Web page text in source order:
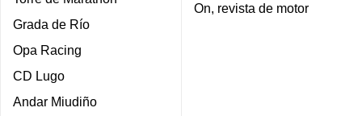
Grada de Río
Opa Racing
CD Lugo
Andar Miudiño
On, revista de motor